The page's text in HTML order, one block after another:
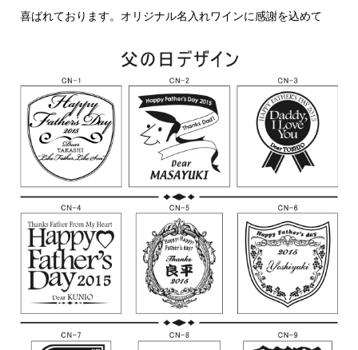
喜ばれております。オリジナル名入れワインに感謝を込めて